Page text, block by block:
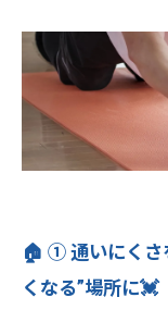
せてOK🧘‍♀️⏰
🧠 ⑤ 体だけ
ルトレーニ
🚪 ⑥ 最初の
的に引
✨
🏠 ① 通いにくさ
くなる”場所に💓